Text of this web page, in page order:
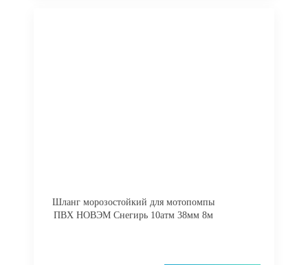
Шланг морозостойкий для мотопомпы
ПВХ НОВЭМ Снегирь 10атм 38мм 8м